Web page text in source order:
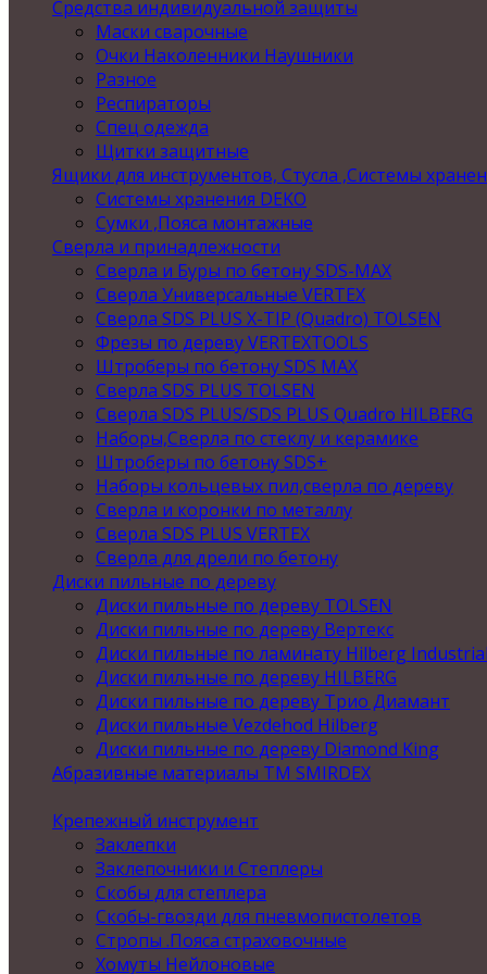
Средства индивидуальной защиты
Маски сварочные
Очки Наколенники Наушники
Разное
Респираторы
Спец одежда
Щитки защитные
Ящики для инструментов, Стусла ,Системы
Системы хранения DEKO
Сумки ,Пояса монтажные
Сверла и принадлежности
Сверла и Буры по бетону SDS-MAX
Сверла Универсальные VERTEX
Сверла SDS PLUS X-TIP (Quadro) TOLSEN
Фрезы по дереву VERTEXTOOLS
Штроберы по бетону SDS MAX
Сверла SDS PLUS TOLSEN
Сверла SDS PLUS/SDS PLUS Quadro HILBERG
Наборы,Сверла по стеклу и керамике
Штроберы по бетону SDS+
Наборы кольцевых пил,сверла по дереву
Сверла и коронки по металлу
Сверла SDS PLUS VERTEX
Сверла для дрели по бетону
Диски пильные по дереву
Диски пильные по дереву TOLSEN
Диски пильные по дереву Вертекс
Диски пильные по ламинату Hilberg
Диски пильные по дереву HILBERG
Диски пильные по дереву Трио Диамант
Диски пильные Vezdehod Hilberg
Диски пильные по дереву Diamond King
Абразивные материалы ТМ SMIRDEX
Крепежный инструмент
Заклепки
Заклепочники и Степлеры
Скобы для степлера
Скобы-гвозди для пневмопистолетов
Стропы .Пояса страховочные
Хомуты Нейлоновые